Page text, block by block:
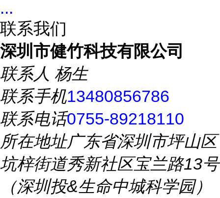
...
联系我们
深圳市健竹科技有限公司
联系人 杨生
联系手机13480856786
联系电话0755-89218110
所在地址广东省深圳市坪山区
坑梓街道秀新社区宝兰路13号
（深圳投&生命中城科学园）